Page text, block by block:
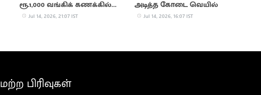
ரூ.1,000 வங்கிக் கணக்கில்
வரவுJul 14, 2026, 21:07 IST
அடித்த கோடை வெயில்
Jul 14, 2026, 16:07 IST
மற்ற பிரிவுகள்